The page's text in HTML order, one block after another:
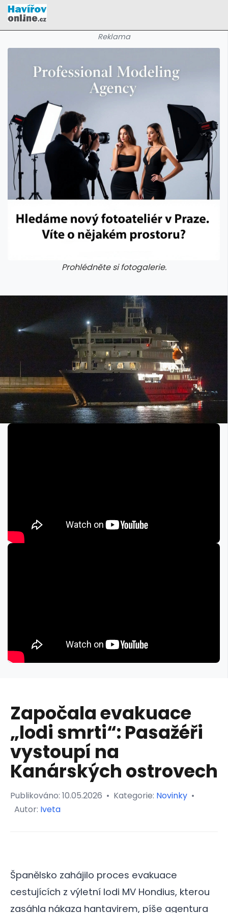
Reklama
Prohlédněte si fotogalerie.
Započala evakuace
„lodi smrti“: Pasažéři
vystoupí na
Kanárských ostrovech
Publikováno: 10.05.2026 • Kategorie: Novinky •
Autor: Iveta
Španělsko zahájilo proces evakuace
cestujících z výletní lodi MV Hondius, kterou
zasáhla nákaza hantavirem, píše agentura